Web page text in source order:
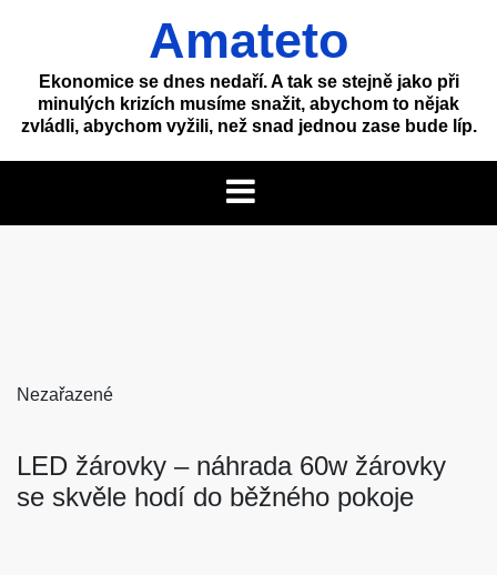
Amateto
Ekonomice se dnes nedaří. A tak se stejně jako při
minulých krizích musíme snažit, abychom to nějak
zvládli, abychom vyžili, než snad jednou zase bude líp.
Nezařazené
LED žárovky – náhrada 60w žárovky
se skvěle hodí do běžného pokoje